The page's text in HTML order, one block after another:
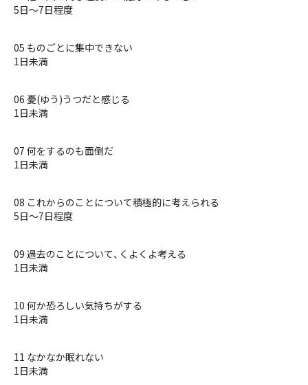
5日〜7日程度
05 ものごとに集中できない
1日未満
06 憂(ゆう)うつだと感じる
1日未満
07 何をするのも面倒だ
1日未満
08 これからのことについて積極的に考えられる
5日〜7日程度
09 過去のことについて、くよくよ考える
1日未満
10 何か恐ろしい気持ちがする
1日未満
11 なかなか眠れない
1日未満